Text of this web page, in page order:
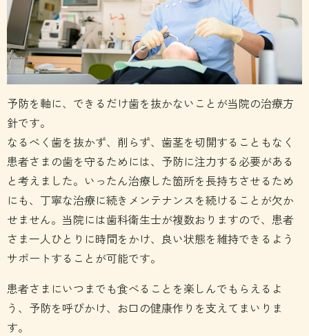
予防を軸に、できるだけ歯を抜かないことが当院の治療方
針です。
なるべく歯を抜かず、削らず、歯茎を切開することもなく
患者さまの歯を守るためには、予防に注力する必要がある
と考えました。いったん治療した箇所を長持ちさせるため
にも、丁寧な治療に続きメンテナンスを続けることが欠か
せません。当院には歯科衛生士が複数おりますので、患者
さま一人ひとりに時間をかけ、良い状態を維持できるよう
サポートすることが可能です。
患者さまにいつまでも食べることを楽しんでもらえるよ
う、予防を呼びかけ、お口の健康作りを支えてまいりま
す。